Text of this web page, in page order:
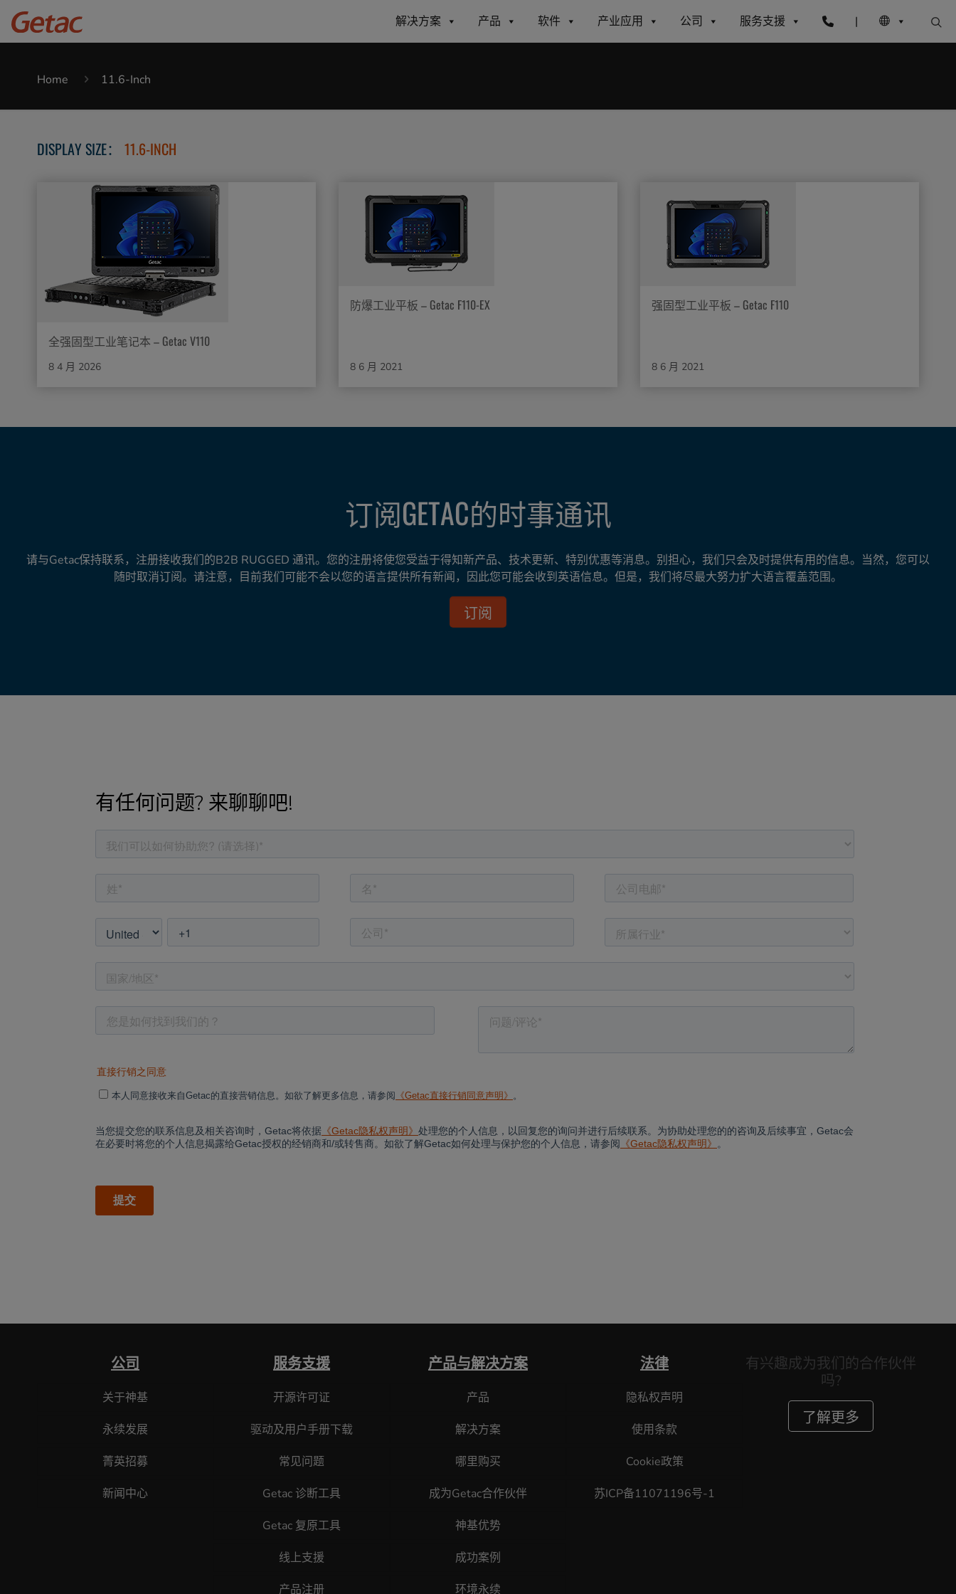
解决方案 产品 软件 产业应用 公司 服务支援 |
Home 11.6-Inch
DISPLAY SIZE： 11.6-INCH
全强固型工业笔记本 – Getac V110
8 4 月 2026
防爆工业平板 – Getac F110-EX
8 6 月 2021
强固型工业平板 – Getac F110
8 6 月 2021
订阅GETAC的时事通讯
请与Getac保持联系，注册接收我们的B2B RUGGED 通讯。您的注册将使您受益于得知新产品、技术更新、特别优惠等消息。别担心，我们只会及时提供有用的信息。当然，您可以
随时取消订阅。请注意，目前我们可能不会以您的语言提供所有新闻，因此您可能会收到英语信息。但是，我们将尽最大努力扩大语言覆盖范围。
订阅
有任何问题? 来聊聊吧!
公司
关于神基
永续发展
菁英招募
新闻中心
服务支援
开源许可证
驱动及用户手册下载
常见问题
Getac 诊断工具
Getac 复原工具
线上支援
产品注册
产品与解决方案
产品
解决方案
哪里购买
成为Getac合作伙伴
神基优势
成功案例
环境永续
法律
隐私权声明
使用条款
Cookie政策
苏ICP备11071196号-1
有兴趣成为我们的合作伙伴
吗?
了解更多